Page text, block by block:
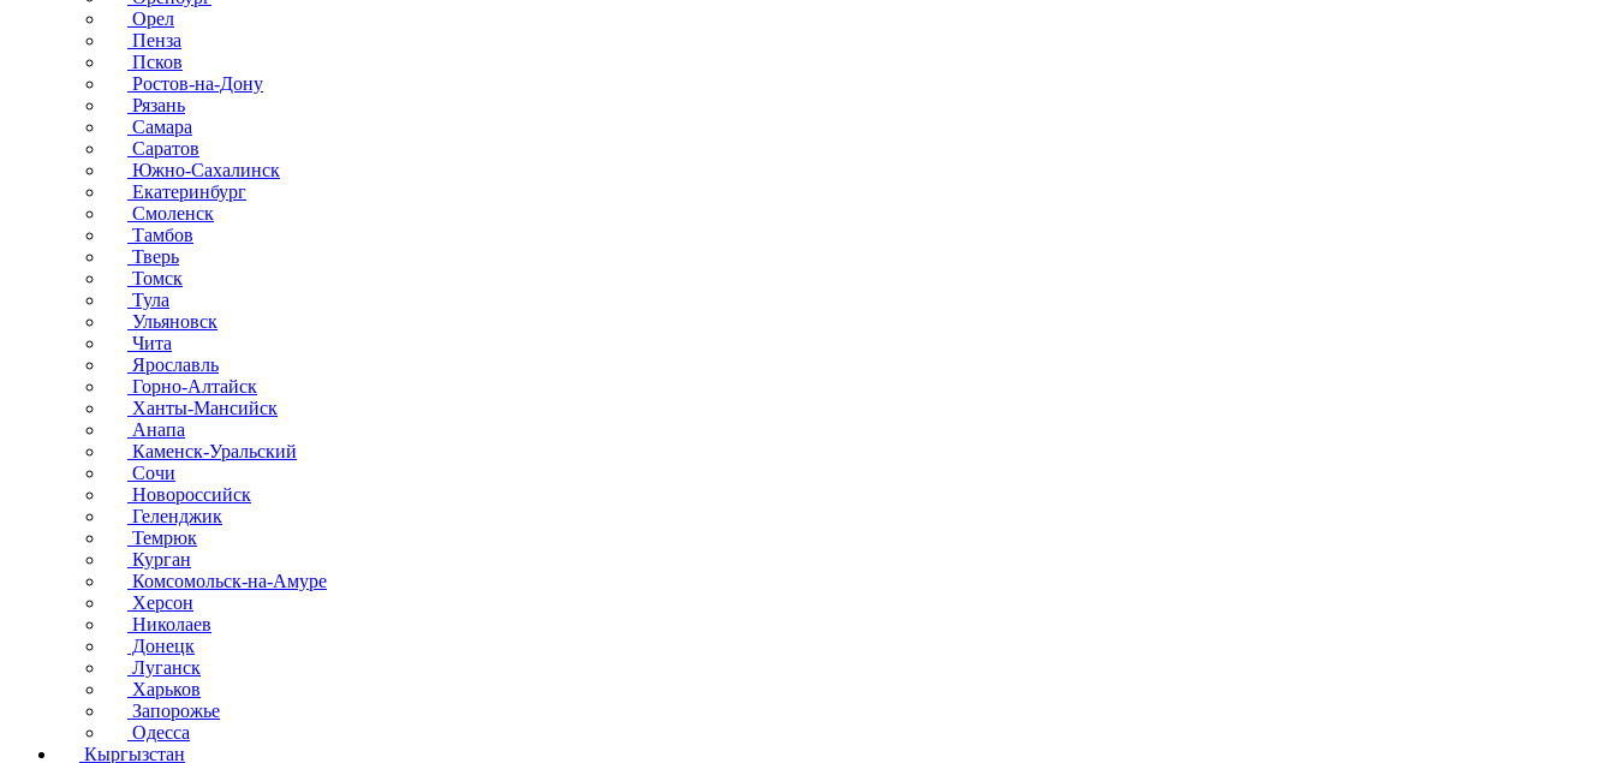
Орел
Пенза
Псков
Ростов-на-Дону
Рязань
Самара
Саратов
Южно-Сахалинск
Екатеринбург
Смоленск
Тамбов
Тверь
Томск
Тула
Ульяновск
Чита
Ярославль
Горно-Алтайск
Ханты-Мансийск
Анапа
Каменск-Уральский
Сочи
Новороссийск
Геленджик
Темрюк
Курган
Комсомольск-на-Амуре
Херсон
Николаев
Донецк
Луганск
Харьков
Запорожье
Одесса
Кыргызстан